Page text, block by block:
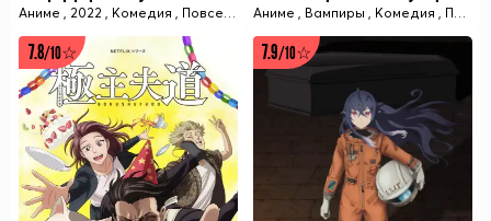
12 ИЗ 12 СЕРИЙ
Аниме , 2022 , Комедия , Повседневность , Романтика,Школа/
12 ИЗ 12 СЕРИЙ
Аниме , Вампиры , Комедия , Повседневность
7.8/10☆ 7.9/10☆